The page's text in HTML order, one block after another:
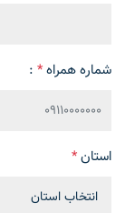
شماره همراه*
:
استان*